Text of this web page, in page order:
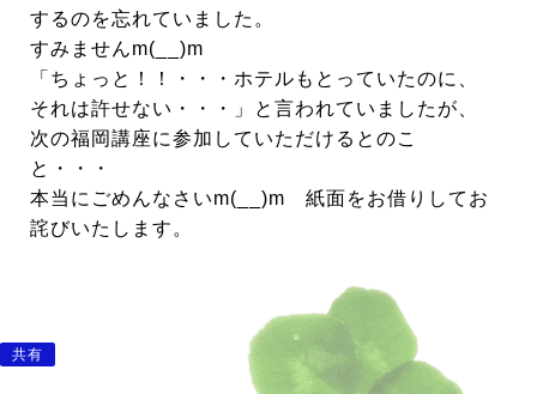
するのを忘れていました。
すみませんm(__)m
「ちょっと！！・・・ホテルもとっていたのに、
それは許せない・・・」と言われていましたが、
次の福岡講座に参加していただけるとのこ
と・・・
本当にごめんなさいm(__)m 紙面をお借りしてお
詫びいたします。
共有